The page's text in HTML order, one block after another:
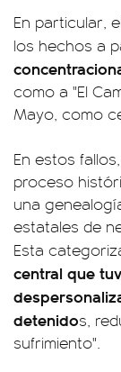
En particular,
los hechos a
como a "El
Mayo, como
En estos
proceso
una
estatales de
Esta
central que
detenidos,
sufrimiento".